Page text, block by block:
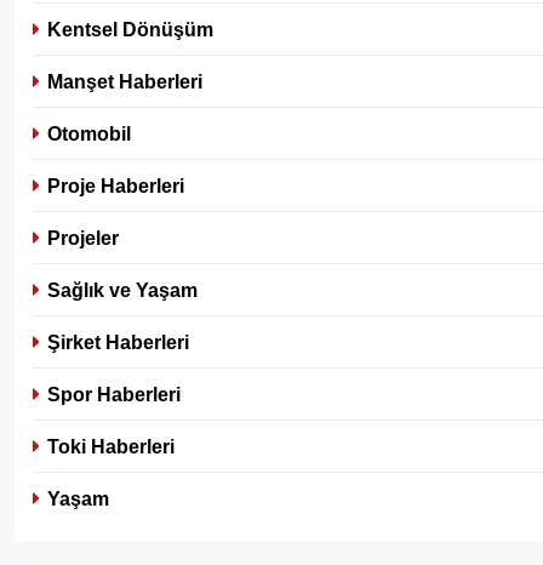
Kentsel Dönüşüm
Manşet Haberleri
Otomobil
Proje Haberleri
Projeler
Sağlık ve Yaşam
Şirket Haberleri
Spor Haberleri
Toki Haberleri
Yaşam